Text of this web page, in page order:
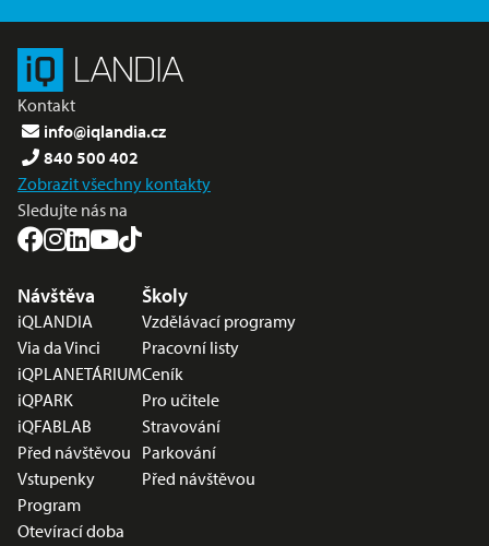
Kontakt
info@iqlandia.cz
840 500 402
Zobrazit všechny kontakty
Sledujte nás na
Nabídka v zápatí
Návštěva
iQLANDIA
Via da Vinci
iQPLANETÁRIUM
iQPARK
iQFABLAB
Před návštěvou
Vstupenky
Program
Otevírací doba
Školy
Vzdělávací programy
Pracovní listy
Ceník
Pro učitele
Stravování
Parkování
Před návštěvou